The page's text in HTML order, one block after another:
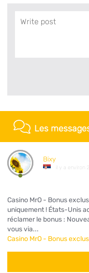
Les
Bixy
il y a environ
Casino MrO - Bonus
uniquement ! États-Unis
réclamer le bonus :
vous via...
Casino MrO - Bonus